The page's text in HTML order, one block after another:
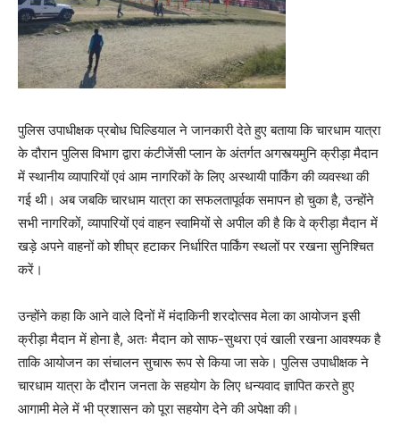
पुलिस उपाधीक्षक प्रबोध घिल्डियाल ने जानकारी देते हुए बताया कि चारधाम यात्रा
के दौरान पुलिस विभाग द्वारा कंटीजेंसी प्लान के अंतर्गत अगस्त्यमुनि क्रीड़ा मैदान
में स्थानीय व्यापारियों एवं आम नागरिकों के लिए अस्थायी पार्किंग की व्यवस्था की
गई थी। अब जबकि चारधाम यात्रा का सफलतापूर्वक समापन हो चुका है, उन्होंने
सभी नागरिकों, व्यापारियों एवं वाहन स्वामियों से अपील की है कि वे क्रीड़ा मैदान में
खड़े अपने वाहनों को शीघ्र हटाकर निर्धारित पार्किंग स्थलों पर रखना सुनिश्चित
करें।
उन्होंने कहा कि आने वाले दिनों में मंदाकिनी शरदोत्सव मेला का आयोजन इसी
क्रीड़ा मैदान में होना है, अतः मैदान को साफ-सुथरा एवं खाली रखना आवश्यक है
ताकि आयोजन का संचालन सुचारू रूप से किया जा सके। पुलिस उपाधीक्षक ने
चारधाम यात्रा के दौरान जनता के सहयोग के लिए धन्यवाद ज्ञापित करते हुए
आगामी मेले में भी प्रशासन को पूरा सहयोग देने की अपेक्षा की।